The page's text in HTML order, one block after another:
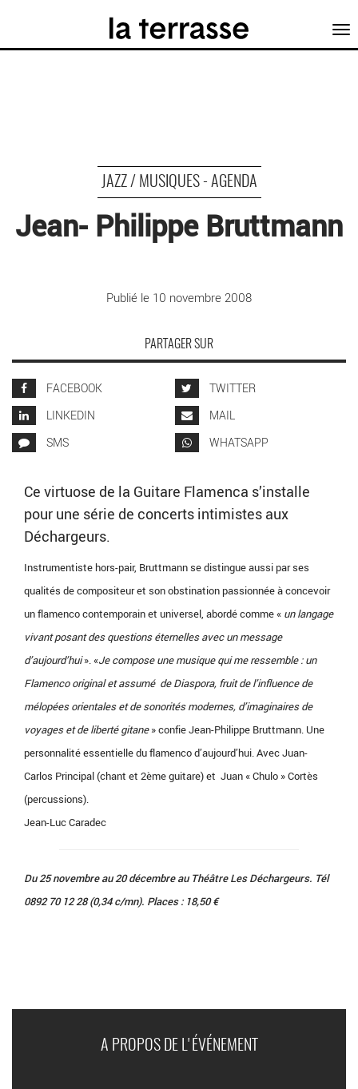
JAZZ / MUSIQUES - AGENDA
Jean- Philippe Bruttmann
Publié le 10 novembre 2008
PARTAGER SUR
FACEBOOK
TWITTER
LINKEDIN
MAIL
SMS
WHATSAPP
Ce virtuose de la Guitare Flamenca s’installe
pour une série de concerts intimistes aux
Déchargeurs.
Instrumentiste hors-pair, Bruttmann se distingue aussi par ses
qualités de compositeur et son obstination passionnée à concevoir
un flamenco contemporain et universel, abordé comme « un langage
vivant posant des questions éternelles avec un message
d’aujourd’hui». «Je compose une musique qui me ressemble : un
Flamenco original et assumé de Diaspora, fruit de l’influence de
mélopées orientales et de sonorités modernes, d’imaginaires de
voyages et de liberté gitane» confie Jean-Philippe Bruttmann. Une
personnalité essentielle du flamenco d’aujourd’hui. Avec Juan-
Carlos Principal (chant et 2ème guitare) et Juan « Chulo » Cortès
(percussions).
Jean-Luc Caradec
Du 25 novembre au 20 décembre au Théâtre Les Déchargeurs. Tél
0892 70 12 28 (0,34 c/mn). Places : 18,50 €
A PROPOS DE L'ÉVÉNEMENT